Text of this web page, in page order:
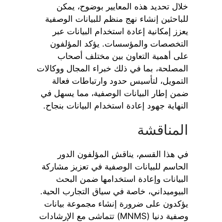
خلال تحديد هذه المعايير بوضوح، يمكن
للباحثين إنشاء نهج منظم للبيانات الوصفية
يعزز إمكانية إعادة استخدام البيانات عبر
التخصصات والمؤسسات. يؤكد المؤلفون
على أهمية التعاون بين مختلف أصحاب
المصلحة، بما في ذلك خبراء المجال ووكالات
التمويل، لتأسيس حدود وارتباطات فعالة
ضمن إطار البيانات الوصفية، مما يسهل في
النهاية جهود إعادة استخدام البيانات بنجاح.
المناقشة
في هذا القسم، يناقش المؤلفون الدور
الحاسم للبيانات الوصفية في تعزيز مشاركة
البيانات وإعادة استخدامها ضمن البحث
البيوميداني، خاصة في سياق التجارب الحية.
يؤكدون على ضرورة إنشاء مجموعة بيانات
وصفية دنيا (MNMS) تتماشى مع الإرشادات